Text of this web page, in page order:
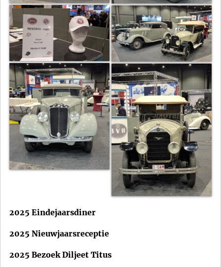
2025 Eindejaarsdiner
2025 Nieuwjaarsreceptie
2025 Bezoek Diljeet Titus